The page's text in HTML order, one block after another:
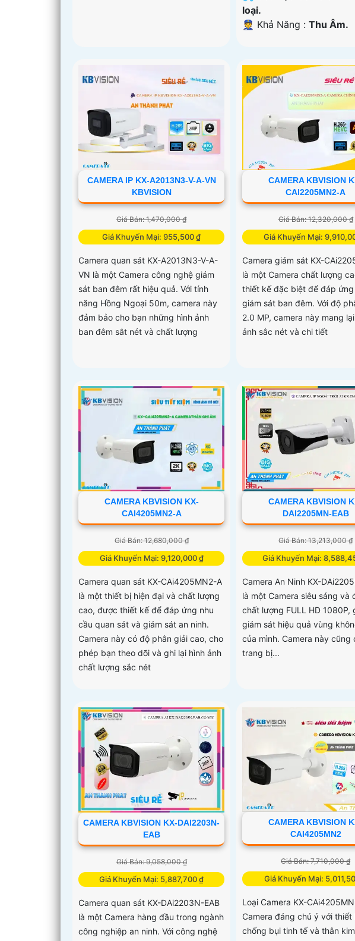
loại.
️👮 Khả Năng :Thu Âm.
CAMERA IP KX-A2013N3-V-A-VN
KBVISION
Giá Bán: 1,470,000 ₫
Giá Khuyến Mại: 955,500 ₫
Camera quan sát KX-A2013N3-V-A-
VN là một Camera công nghệ giám
sát ban đêm rất hiệu quả. Với tính
năng Hồng Ngoại 50m, camera này
đảm bảo cho bạn những hình ảnh
ban đêm sắt nét và chất lượng
CAMERA KBVISION
CAI2205MN2-A
Giá Bán: 12,320,000 ₫
Giá Khuyến Mại:
Camera giám sát KX-
là một Camera chất lượng
thiết kế đặc biệt để đáp ứng
giám sát ban đêm. Với độ
2.0 MP, camera này mang
ảnh sắc nét và chi tiết
CAMERA KBVISION KX-
CAI4205MN2-A
Giá Bán: 12,680,000 ₫
Giá Khuyến Mại: 9,120,000 ₫
Camera quan sát KX-CAi4205MN2-A
là một thiết bị hiện đại và chất lượng
cao, được thiết kế để đáp ứng nhu
cầu quan sát và giám sát an ninh.
Camera này có độ phân giải cao, cho
phép bạn theo dõi và ghi lại hình ảnh
chất lượng sắc nét
CAMERA KBVISION
DAI2205MN-EAB
Giá Bán: 13,213,000 ₫
Giá Khuyến Mại:
Camera An Ninh KX-
là một Camera siêu sáng và
chất lượng FULL HD 1080P,
giám sát hiệu quả vùng
của mình. Camera này cũng
trang bị...
CAMERA KBVISION KX-DAI2203N-
EAB
Giá Bán: 9,058,000 ₫
Giá Khuyến Mại: 5,887,700 ₫
Camera quan sát KX-DAi2203N-EAB
là một Camera hàng đầu trong ngành
công nghiệp an ninh. Với công nghệ
CAMERA KBVISION
CAI4205MN2
Giá Bán: 7,710,000 ₫
Giá Khuyến Mại:
Loại Camera KX-
Camera đáng chú ý với thiết
chống bụi tinh tế và thân